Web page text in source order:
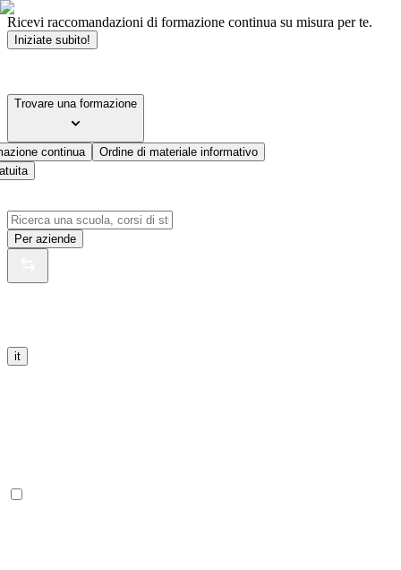
Ricevi raccomandazioni di formazione continua su misura per te.
Iniziate subito!
Trovare una formazione
continua
Ordine di materiale informativo
Per aziende
it